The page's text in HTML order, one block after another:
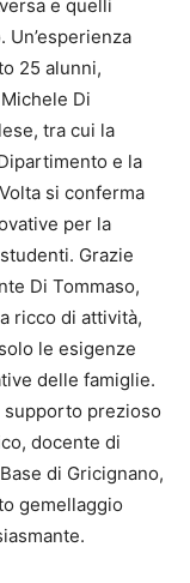
e quelli
Un’esperienza
25 alunni,
Di
tra cui la
e la
si conferma
per la
Grazie
Di Tommaso,
ricco di attività,
le esigenze
delle famiglie.
prezioso
docente di
di Gricignano,
gemellaggio